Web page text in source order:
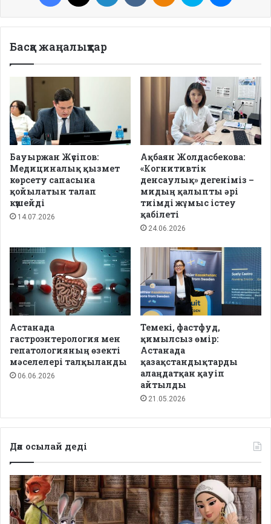
Басқа жаңалықтар
Бауыржан Жүсіпов:
Медициналық қызмет
көрсету сапасына
қойылатын талап
күшейді
14.07.2026
Ақбаян Жолдасбекова:
«Когнитивтік
денсаулық» дегеніміз –
мидың қалыпты әрі
тиімді жұмыс істеу
қабілеті
24.06.2026
Астанада
гастроэнтерология мен
гепатологияның өзекті
мәселелері талқыланды
06.06.2026
Темекі, фастфуд,
қимылсыз өмір:
Астанада
қазақстандықтарды
алаңдатқан қауіп
айтылды
21.05.2026
Дәл осылай деді
Депутаттар
дабыл
қақты:
Қазақстанда